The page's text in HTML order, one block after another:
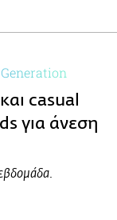
casual
για άνεση